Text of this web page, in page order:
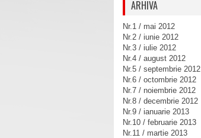
ARHIVA
Nr.1 / mai 2012
Nr.2 / iunie 2012
Nr.3 / iulie 2012
Nr.4 / august 2012
Nr.5 / septembrie 2012
Nr.6 / octombrie 2012
Nr.7 / noiembrie 2012
Nr.8 / decembrie 2012
Nr.9 / ianuarie 2013
Nr.10 / februarie 2013
Nr.11 / martie 2013